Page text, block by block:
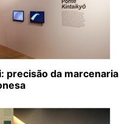
precisão da marcenaria